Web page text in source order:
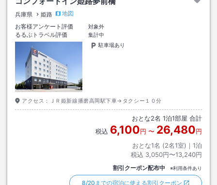
兵庫県 姫路
地図
お客様アンケート評価
対象外
るるぶトラベル評価
集計中
駐車場あり
アクセス： ＪＲ姫新線播磨高岡駅下車→タクシー１０分
おとな2名 1泊1部屋 合計
税込 6,100円 〜 26,480円
おとな1名 (2名1室)｜ 1泊
税込 3,050円〜13,240円
割引クーポン配布中 ※利用条件あり
8/20までの宿泊に使える割引クーポン